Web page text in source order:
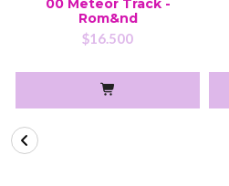
Rom&nd
$16.500